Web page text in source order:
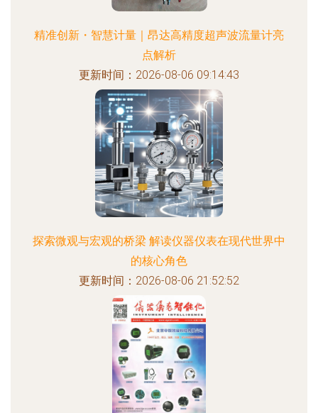
精准创新・智慧计量｜昂达高精度超声波流量计亮
点解析
更新时间：2026-08-06 09:14:43
探索微观与宏观的桥梁 解读仪器仪表在现代世界中
的核心角色
更新时间：2026-08-06 21:52:52